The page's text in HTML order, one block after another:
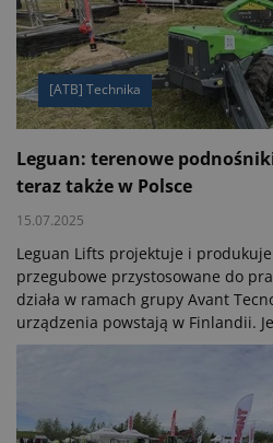
Andrzejem Serafinem,
[ATB] Technika
Leguan: terenowe
teraz także w Polsce
15.07.2025
Leguan Lifts projektuje i
przegubowe przystosowane do
działa w ramach grupy Avant
urządzenia powstają w Finlandii.
roku, kiedy opracowano pierwszy
zaprojektowany z myślą o pracy w